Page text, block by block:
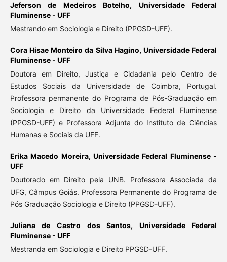
Jeferson de Medeiros Botelho, Universidade Federal
Fluminense - UFF
Mestrando em Sociologia e Direito (PPGSD-UFF).
Cora Hisae Monteiro da Silva Hagino, Universidade Federal
Fluminense - UFF
Doutora em Direito, Justiça e Cidadania pelo Centro de
Estudos Sociais da Universidade de Coimbra, Portugal.
Professora permanente do Programa de Pós-Graduação em
Sociologia e Direito da Universidade Federal Fluminense
(PPGSD-UFF) e Professora Adjunta do Instituto de Ciências
Humanas e Sociais da UFF.
Erika Macedo Moreira, Universidade Federal Fluminense -
UFF
Doutorado em Direito pela UNB. Professora Associada da
UFG, Câmpus Goiás. Professora Permanente do Programa de
Pós Graduação Sociologia e Direito (PPGSD-UFF).
Juliana de Castro dos Santos, Universidade Federal
Fluminense - UFF
Mestranda em Sociologia e Direito PPGSD-UFF.